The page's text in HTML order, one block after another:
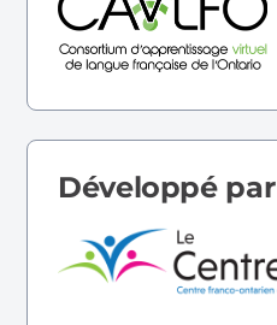
Développé par